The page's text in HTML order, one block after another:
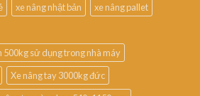
xe nâng nhật bản
xe nâng pallet
500kg sử dụng trong nhà máy
Xe nâng tay 3000kg đức